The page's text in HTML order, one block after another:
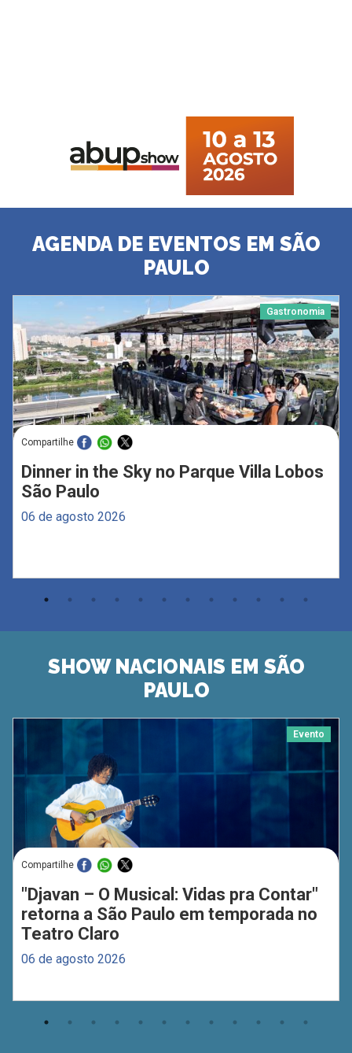
AGENDA DE EVENTOS EM SÃO
PAULO
Gastronomia
Compartilhe
Dinner in the Sky no Parque Villa Lobos
São Paulo
06 de agosto 2026
SHOW NACIONAIS EM SÃO
PAULO
Evento
Compartilhe
"Djavan – O Musical: Vidas pra Contar"
retorna a São Paulo em temporada no
Teatro Claro
06 de agosto 2026